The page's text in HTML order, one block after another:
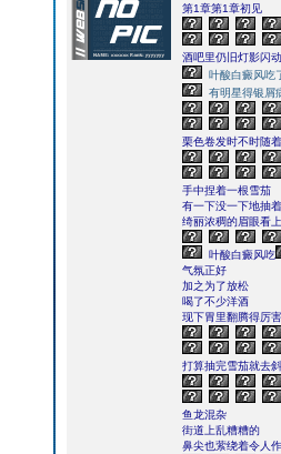
第1章第1章初见
酒吧里仍旧灯影闪动
叶酸白癜风吃
有明星得银屑
栗色卷发时不时随
手中捏着一根雪茄
有一下没一下地抽着
绮丽浓稠的眉眼看
叶酸白癜风吃
气氛正好
加之为了放松
喝了不少洋酒
现下胃里翻腾得厉
打算抽完雪茄就去
鱼龙混杂
街道上乱糟糟的
鼻尖也萦绕着令人